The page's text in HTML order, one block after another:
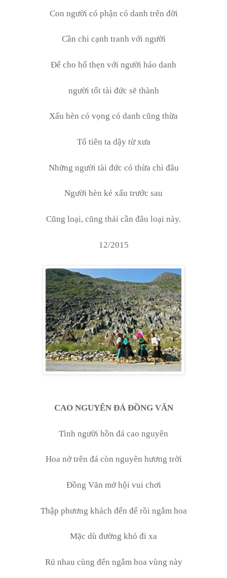
Con người có phận có danh trên đời
Cần chi cạnh tranh với người
Để cho hổ thẹn với người háo danh
người tốt tài đức sẽ thành
Xấu hèn có vọng có danh cũng thừa
Tổ tiên ta dậy từ xưa
Những người tài đức có thừa chi đâu
Người hèn kẻ xấu trước sau
Cũng loại, cũng thải cần đâu loại này.
12/2015
CAO NGUYÊN ĐÁ ĐỒNG VĂN
Tình người hồn đá cao nguyên
Hoa nở trên đá còn nguyên hương trời
Đồng Văn mở hội vui chơi
Thập phương khách đến để rồi ngắm hoa
Mặc dù đường khó đi xa
Rủ nhau cùng đến ngắm hoa vùng này